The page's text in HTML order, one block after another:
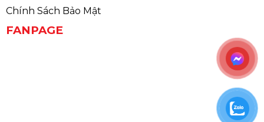
Chính Sách Bảo Mật
FANPAGE